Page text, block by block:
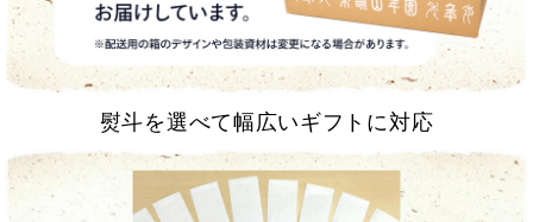
熨斗を選べて幅広いギフトに対応